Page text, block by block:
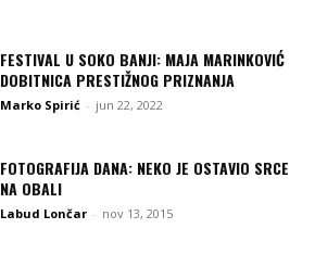
FESTIVAL U SOKO BANJI: MAJA MARINKOVIĆ
DOBITNICA PRESTIŽNOG PRIZNANJA
Marko Spirić - jun 22, 2022
FOTOGRAFIJA DANA: NEKO JE OSTAVIO SRCE
NA OBALI
Labud Lončar - nov 13, 2015